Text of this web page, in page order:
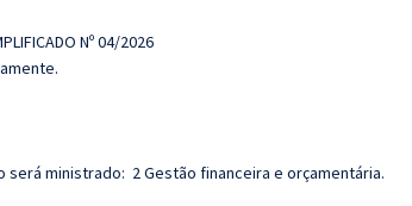
Nº 04/2026
ministrado: 2 Gestão financeira e orçamentária.